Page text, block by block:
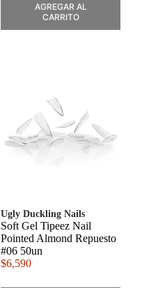
AGREGAR AL
CARRITO
Ugly Duckling Nails
Soft Gel Tipeez Nail
Pointed Almond Repuesto
#06 50un
$6,590